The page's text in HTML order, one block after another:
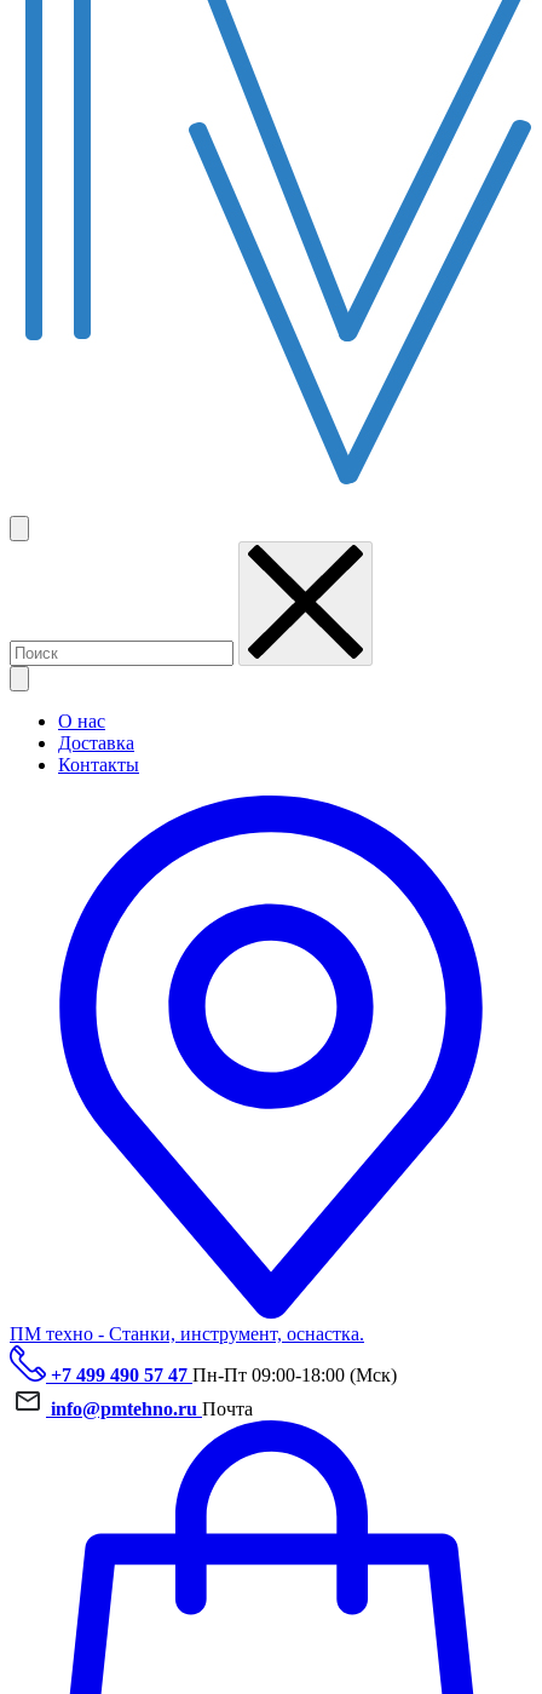
О нас
Доставка
Контакты
ПМ техно - Станки, инструмент, оснастка.
+7 499 490 57 47 Пн-Пт 09:00-18:00 (Мск)
info@pmtehno.ru Почта